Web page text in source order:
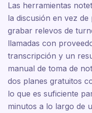
Las herramientas
la discusión en vez
grabar relevos de
llamadas con
transcripción y un
manual de toma de
dos planes gratuitos
lo que es suficiente
minutos a lo largo de